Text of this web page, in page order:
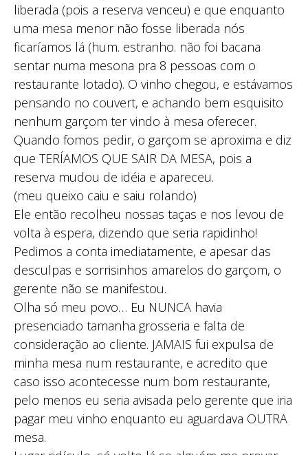
liberada (pois a reserva venceu) e que enquanto
uma mesa menor não fosse liberada nós
ficaríamos lá (hum. estranho. não foi bacana
sentar numa mesona pra 8 pessoas com o
restaurante lotado). O vinho chegou, e estávamos
pensando no couvert, e achando bem esquisito
nenhum garçom ter vindo à mesa oferecer.
Quando fomos pedir, o garçom se aproxima e diz
que TERÍAMOS QUE SAIR DA MESA, pois a
reserva mudou de idéia e apareceu.
(meu queixo caiu e saiu rolando)
Ele então recolheu nossas taças e nos levou de
volta à espera, dizendo que seria rapidinho!
Pedimos a conta imediatamente, e apesar das
desculpas e sorrisinhos amarelos do garçom, o
gerente não se manifestou.
Olha só meu povo… Eu NUNCA havia
presenciado tamanha grosseria e falta de
consideração ao cliente. JAMAIS fui expulsa de
minha mesa num restaurante, e acredito que
caso isso acontecesse num bom restaurante,
pelo menos eu seria avisada pelo gerente que iria
pagar meu vinho enquanto eu aguardava OUTRA
mesa.